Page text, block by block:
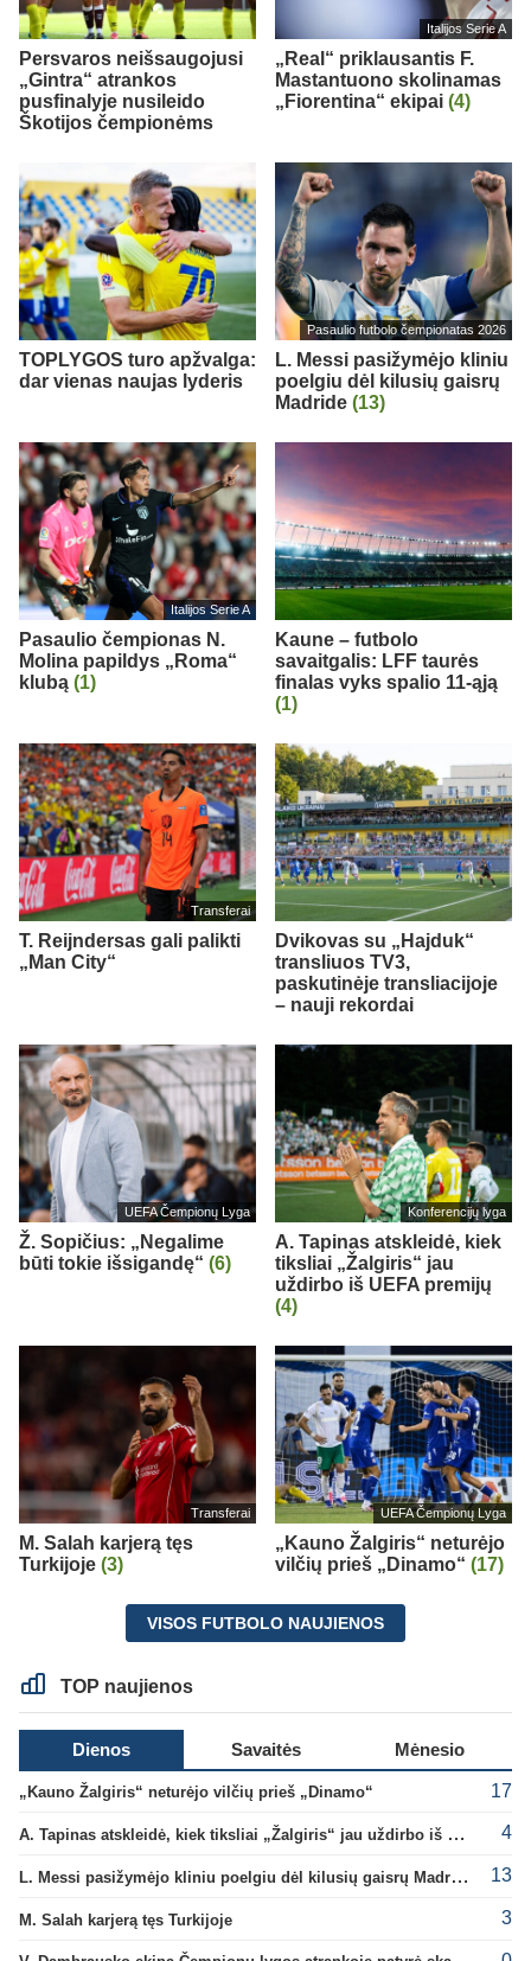
Persvaros neišsaugojusi
„Gintra“ atrankos
pusfinalyje nusileido
Škotijos čempionėms
Italijos Serie A
„Real“ priklausantis F.
Mastantuono skolinamas
„Fiorentina“ ekipai (4)
TOPLYGOS turo apžvalga:
dar vienas naujas lyderis
Pasaulio futbolo čempionatas 2026
L. Messi pasižymėjo kliniu
poelgiu dėl kilusių gaisrų
Madride (13)
Italijos Serie A
Pasaulio čempionas N.
Molina papildys „Roma“
klubą (1)
Kaune – futbolo
savaitgalis: LFF taurės
finalas vyks spalio 11-ąją
(1)
Transferai
T. Reijndersas gali palikti
„Man City“
Dvikovas su „Hajduk“
transliuos TV3,
paskutinėje transliacijoje
– nauji rekordai
UEFA Čempionų Lyga
Ž. Sopičius: „Negalime
būti tokie išsigandę“ (6)
Konferencijų lyga
A. Tapinas atskleidė, kiek
tiksliai „Žalgiris“ jau
uždirbo iš UEFA premijų
(4)
Transferai
M. Salah karjerą tęs
Turkijoje (3)
UEFA Čempionų Lyga
„Kauno Žalgiris“ neturėjo
vilčių prieš „Dinamo“ (17)
VISOS FUTBOLO NAUJIENOS
TOP naujienos
Dienos Savaitės Mėnesio
„Kauno Žalgiris“ neturėjo vilčių prieš „Dinamo“ 17
A. Tapinas atskleidė, kiek tiksliai „Žalgiris“ jau uždirbo iš UEFA premijų 4
L. Messi pasižymėjo kliniu poelgiu dėl kilusių gaisrų Madride 13
M. Salah karjerą tęs Turkijoje 3